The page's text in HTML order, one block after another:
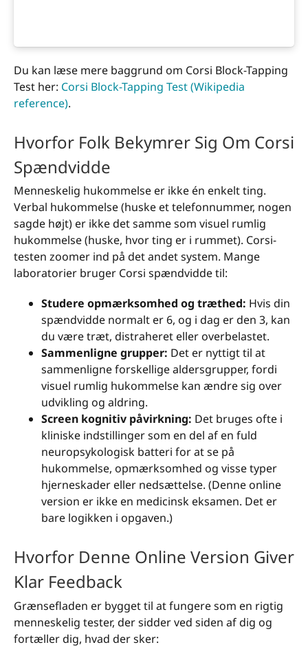
Du kan læse mere baggrund om Corsi Block-Tapping
Test her: Corsi Block-Tapping Test (Wikipedia
reference).
Hvorfor Folk Bekymrer Sig Om Corsi
Spændvidde
Menneskelig hukommelse er ikke én enkelt ting.
Verbal hukommelse (huske et telefonnummer, nogen
sagde højt) er ikke det samme som visuel rumlig
hukommelse (huske, hvor ting er i rummet). Corsi-
testen zoomer ind på det andet system. Mange
laboratorier bruger Corsi spændvidde til:
Studere opmærksomhed og træthed: Hvis din
spændvidde normalt er 6, og i dag er den 3, kan
du være træt, distraheret eller overbelastet.
Sammenligne grupper: Det er nyttigt til at
sammenligne forskellige aldersgrupper, fordi
visuel rumlig hukommelse kan ændre sig over
udvikling og aldring.
Screen kognitiv påvirkning: Det bruges ofte i
kliniske indstillinger som en del af en fuld
neuropsykologisk batteri for at se på
hukommelse, opmærksomhed og visse typer
hjerneskader eller nedsættelse. (Denne online
version er ikke en medicinsk eksamen. Det er
bare logikken i opgaven.)
Hvorfor Denne Online Version Giver
Klar Feedback
Grænsefladen er bygget til at fungere som en rigtig
menneskelig tester, der sidder ved siden af dig og
fortæller dig, hvad der sker: